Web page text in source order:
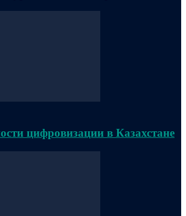
цифровизации в Казахстане